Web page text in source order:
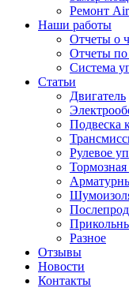
Ремонт
Наши работы
Отчеты о
Отчеты по
Система
Статьи
Двигатель
Подвеска
Рулевое
Тормозная
Разное
Отзывы
Новости
Контакты